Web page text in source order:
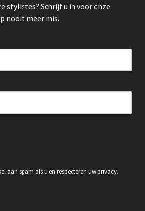
stylistes? Schrijf u in voor onze
nooit meer mis.
aan spam als u en respecteren uw privacy.